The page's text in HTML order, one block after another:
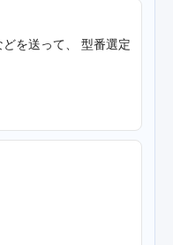
を送って、 型番選定